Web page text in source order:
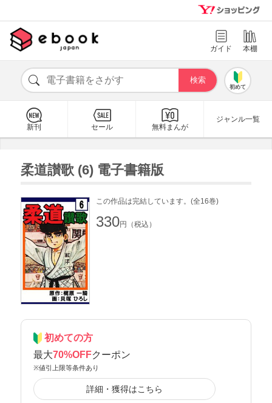
ガイド 本棚
初めて
新刊 セール 無料まんが
ジャンル一覧
柔道讃歌 (6) 電子書籍版
この作品は完結しています。(全16巻)
330円（税込）
初めての方
最大70%OFFクーポン
※値引上限等条件あり
詳細・獲得はこちら